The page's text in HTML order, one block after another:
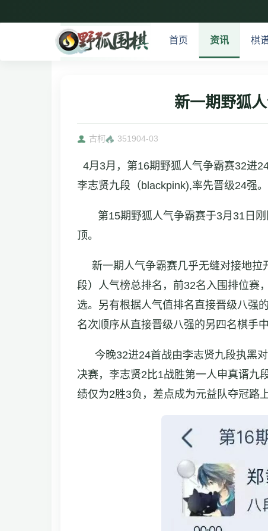
首页 资讯 棋
新一期野狐
古柯 351904-03
4月3月，第16期野狐人气争霸赛32进
李志贤九段（blackpink),率先晋级24强。
第15期野狐人气争霸赛于3月31日刚
顶。
新一期人气争霸赛几乎无缝对接地拉
段）人气榜总排名，前32名入围排位赛
选。另有根据人气值排名直接晋级八强
名次顺序从直接晋级八强的另四名棋手
今晚32进24首战由李志贤九段执黑对
决赛，李志贤2比1战胜第一人申真谞九
绩仅为2胜3负，差点成为元益队夺冠路上